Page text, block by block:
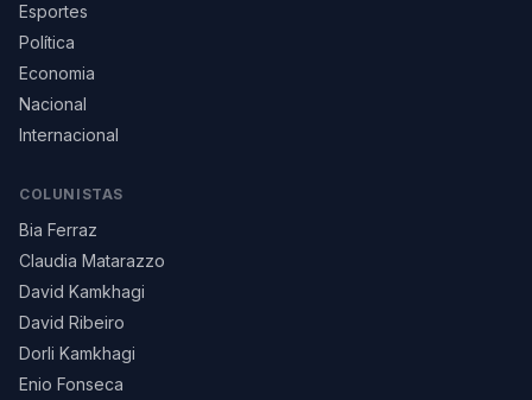
Esportes
Política
Economia
Nacional
Internacional
COLUNISTAS
Bia Ferraz
Claudia Matarazzo
David Kamkhagi
David Ribeiro
Dorli Kamkhagi
Enio Fonseca